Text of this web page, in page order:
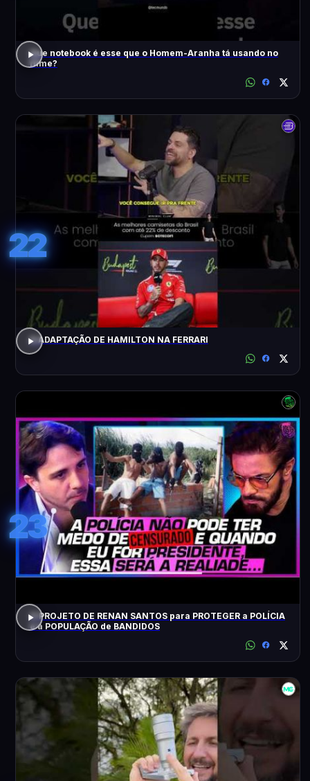
Que notebook é esse que o Homem-Aranha tá usando no
filme?
22
A ADAPTAÇÃO DE HAMILTON NA FERRARI
23
O PROJETO DE RENAN SANTOS para PROTEGER a POLÍCIA
e a POPULAÇÃO de BANDIDOS